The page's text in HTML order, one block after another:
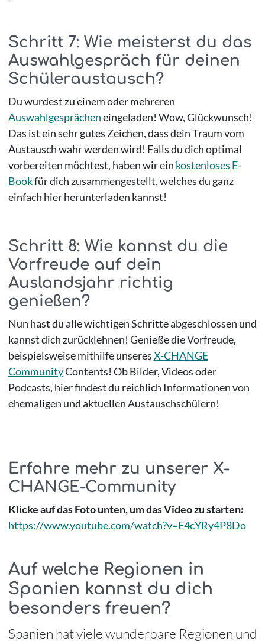
Schritt 7: Wie meisterst du das
Auswahlgespräch für deinen
Schüleraustausch?
Du wurdest zu einem oder mehreren
Auswahlgesprächeneingeladen! Wow, Glückwunsch!
Das ist ein sehr gutes Zeichen, dass dein Traum vom
Austausch wahr werden wird! Falls du dich optimal
vorbereiten möchtest, haben wir ein kostenloses E-
Bookfür dich zusammengestellt, welches du ganz
einfach hier herunterladen kannst!
Schritt 8: Wie kannst du die
Vorfreude auf dein
Auslandsjahr richtig
genießen?
Nun hast du alle wichtigen Schritte abgeschlossen und
kannst dich zurücklehnen! Genieße die Vorfreude,
beispielsweise mithilfe unseresX-CHANGE
CommunityContents! Ob Bilder, Videos oder
Podcasts, hier findest du reichlich Informationen von
ehemaligen und aktuellen Austauschschülern!
Erfahre mehr zu unserer X-
CHANGE-Community
Klicke auf das Foto unten, um das Video zu starten:
https://www.youtube.com/watch?v=E4cYRy4P8Do
Auf welche Regionen in
Spanien kannst du dich
besonders freuen?
Spanien hat viele wunderbare Regionen und